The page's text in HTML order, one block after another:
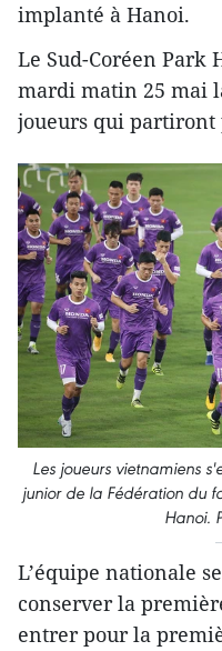
implanté à Hanoi.
Le Sud-Coréen Park
mardi matin 25 mai
joueurs qui partiront
Les joueurs vietnamiens
junior de la Fédération du
Hanoi.
L’équipe nationale
conserver la
entrer pour la